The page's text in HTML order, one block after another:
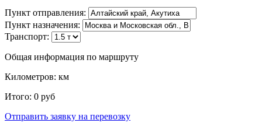
Пункт отправления:
Пункт назначения:
Транспорт:
Общая информация по маршруту
Километров: км
Итого: 0 руб
Отправить заявку на перевозку